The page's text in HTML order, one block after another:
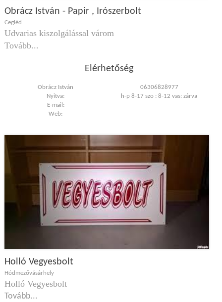
Obrácz István - Papir , Irószerbolt
Cegléd
Udvarias kiszolgálással várom
Tovább...
Elérhetőség
Obrácz István
06306828977
Nyitva:
h-p 8-17 szo : 8-12 vas: zárva
E-mail:
Web:
Holló Vegyesbolt
Hódmezővásárhely
Holló Vegyesbolt
Tovább...